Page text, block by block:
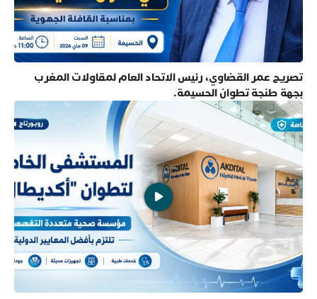
تصريح عمر القضاوي، رئيس الاتحاد العام لمقاولات المغرب
بجهة طنجة تطوان الحسيمة.